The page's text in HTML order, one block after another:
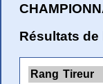
Résultats de
Rang Tireur